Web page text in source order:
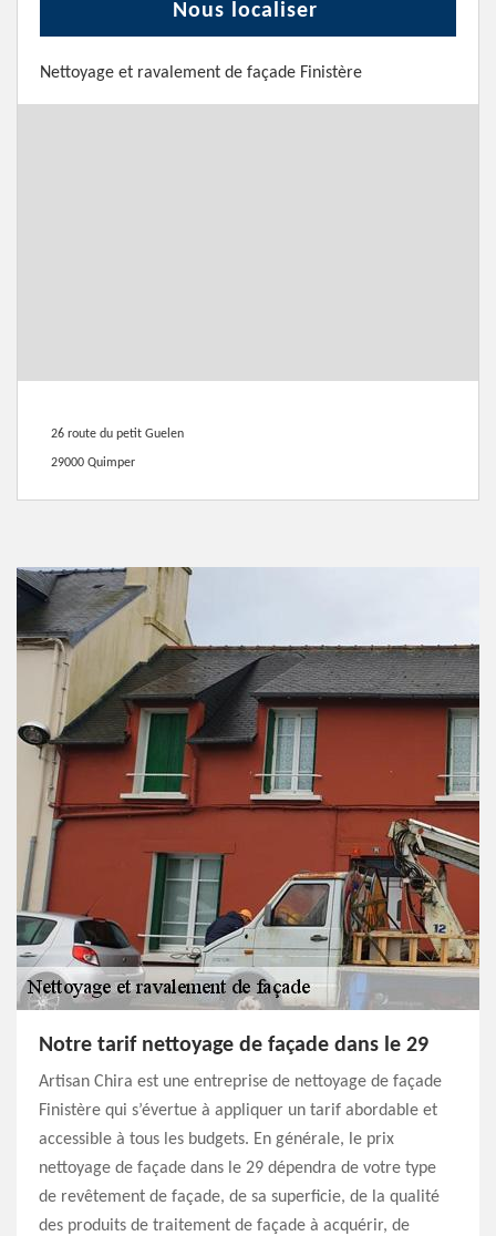
Nous localiser
Nettoyage et ravalement de façade Finistère
26 route du petit Guelen
29000 Quimper
Notre tarif nettoyage de façade dans le 29
Artisan Chira est une entreprise de nettoyage de façade
Finistère qui s’évertue à appliquer un tarif abordable et
accessible à tous les budgets. En générale, le prix
nettoyage de façade dans le 29 dépendra de votre type
de revêtement de façade, de sa superficie, de la qualité
des produits de traitement de façade à acquérir, de